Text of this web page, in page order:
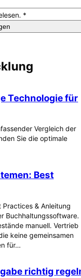
*
Technologie für
Vergleich der
Sie die optimale
Best
& Anleitung
Buchhaltungssoftware.
manuell. Vertrieb
keine gemeinsamen
für…
richtig